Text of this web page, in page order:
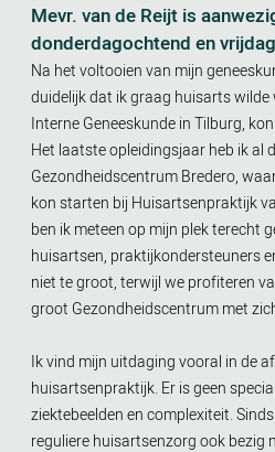
Mevr. van de Reijt is
donderdagochtend en
Na het voltooien van mijn
duidelijk dat ik graag huisarts
Interne Geneeskunde in Tilburg,
Het laatste opleidingsjaar heb ik al
Gezondheidscentrum Bredero,
kon starten bij Huisartsenpraktijk
ben ik meteen op mijn plek terecht
huisartsen, praktijkondersteuners
niet te groot, terwijl we profiteren
groot Gezondheidscentrum met
Ik vind mijn uitdaging vooral in de
huisartsenpraktijk. Er is geen
ziektebeelden en complexiteit.
reguliere huisartsenzorg ook bezig